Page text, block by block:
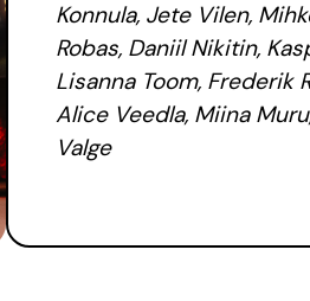
Konnula, Jete Vilen,
Robas, Daniil Nikitin,
Lisanna Toom, Frederik
Alice Veedla, Miina
Valge